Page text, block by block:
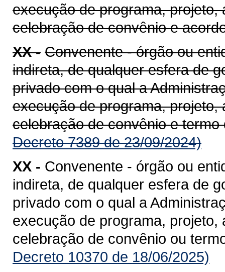
execução de programa,
celebração de convênio e
XX - Convenente - órgão ou
indireta, de qualquer esfera de
privado com o qual a
execução de programa,
celebração de convênio e
Decreto 7389 de 23/09/2024)
XX - Convenente - órgão ou
indireta, de qualquer esfera de
privado com o qual a
execução de programa,
celebração de convênio ou
Decreto 10370 de 18/06/2025)